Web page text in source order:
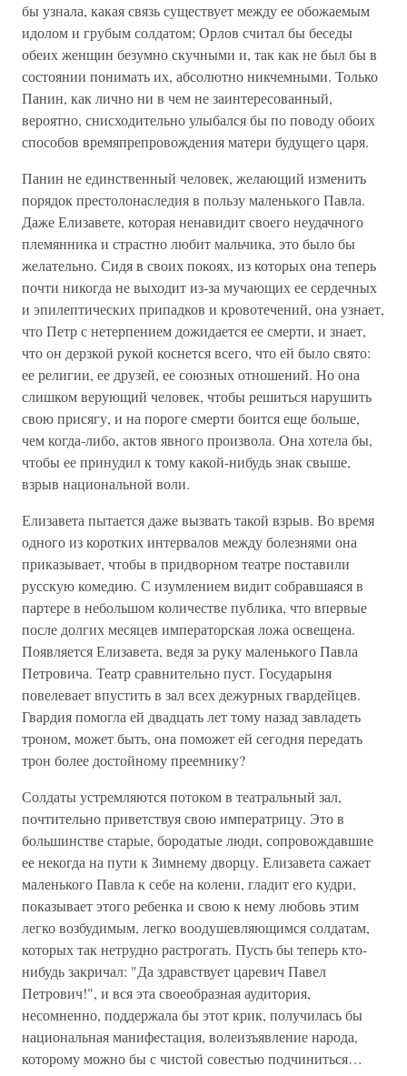
бы узнала, какая связь существует между ее обожаемым
идолом и грубым солдатом; Орлов считал бы беседы
обеих женщин безумно скучными и, так как не был бы в
состоянии понимать их, абсолютно никчемными. Только
Панин, как лично ни в чем не заинтересованный,
вероятно, снисходительно улыбался бы по поводу обоих
способов времяпрепровождения матери будущего царя.
Панин не единственный человек, желающий изменить
порядок престолонаследия в пользу маленького Павла.
Даже Елизавете, которая ненавидит своего неудачного
племянника и страстно любит мальчика, это было бы
желательно. Сидя в своих покоях, из которых она теперь
почти никогда не выходит из-за мучающих ее сердечных
и эпилептических припадков и кровотечений, она узнает,
что Петр с нетерпением дожидается ее смерти, и знает,
что он дерзкой рукой коснется всего, что ей было свято:
ее религии, ее друзей, ее союзных отношений. Но она
слишком верующий человек, чтобы решиться нарушить
свою присягу, и на пороге смерти боится еще больше,
чем когда-либо, актов явного произвола. Она хотела бы,
чтобы ее принудил к тому какой-нибудь знак свыше,
взрыв национальной воли.
Елизавета пытается даже вызвать такой взрыв. Во время
одного из коротких интервалов между болезнями она
приказывает, чтобы в придворном театре поставили
русскую комедию. С изумлением видит собравшаяся в
партере в небольшом количестве публика, что впервые
после долгих месяцев императорская ложа освещена.
Появляется Елизавета, ведя за руку маленького Павла
Петровича. Театр сравнительно пуст. Государыня
повелевает впустить в зал всех дежурных гвардейцев.
Гвардия помогла ей двадцать лет тому назад завладеть
троном, может быть, она поможет ей сегодня передать
трон более достойному преемнику?
Солдаты устремляются потоком в театральный зал,
почтительно приветствуя свою императрицу. Это в
большинстве старые, бородатые люди, сопровождавшие
ее некогда на пути к Зимнему дворцу. Елизавета сажает
маленького Павла к себе на колени, гладит его кудри,
показывает этого ребенка и свою к нему любовь этим
легко возбудимым, легко воодушевляющимся солдатам,
которых так нетрудно растрогать. Пусть бы теперь кто-
нибудь закричал: "Да здравствует царевич Павел
Петрович!", и вся эта своеобразная аудитория,
несомненно, поддержала бы этот крик, получилась бы
национальная манифестация, волеизъявление народа,
которому можно бы с чистой совестью подчиниться…